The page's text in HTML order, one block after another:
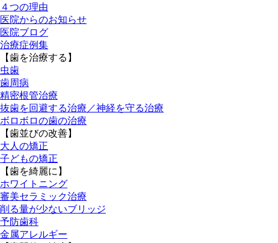
４つの理由
医院からのお知らせ
医院ブログ
治療症例集
【歯を治療する】
虫歯
歯周病
精密根管治療
抜歯を回避する治療／神経を守る治療
ボロボロの歯の治療
【歯並びの改善】
大人の矯正
子どもの矯正
【歯を綺麗に】
ホワイトニング
審美セラミック治療
削る量が少ないブリッジ
予防歯科
金属アレルギー